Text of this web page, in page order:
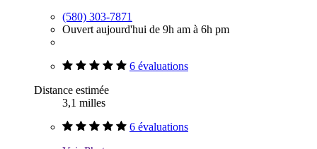
(580) 303-7871
Ouvert aujourd'hui de 9h am à 6h pm
6 évaluations
Distance estimée
3,1 milles
6 évaluations